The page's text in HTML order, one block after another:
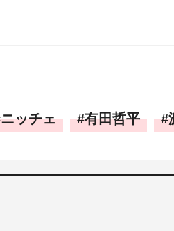
ニッチェ 有田哲平